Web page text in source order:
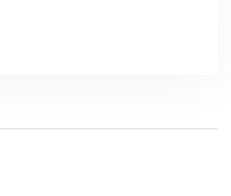
warum Design oft